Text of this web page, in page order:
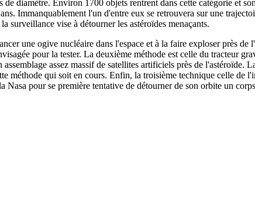
diamètre. Environ 1700 objets rentrent dans cette catégorie et
Immanquablement l'un d'entre eux se retrouvera sur une
surveillance vise à détourner les astéroïdes menaçants.
une ogive nucléaire dans l'espace et à la faire exploser près
pour la tester. La deuxième méthode est celle du tracteur
assez massif de satellites artificiels près de
méthode qui soit en cours. Enfin, la troisième technique celle de
Nasa pour se première tentative de détourner de son orbite un